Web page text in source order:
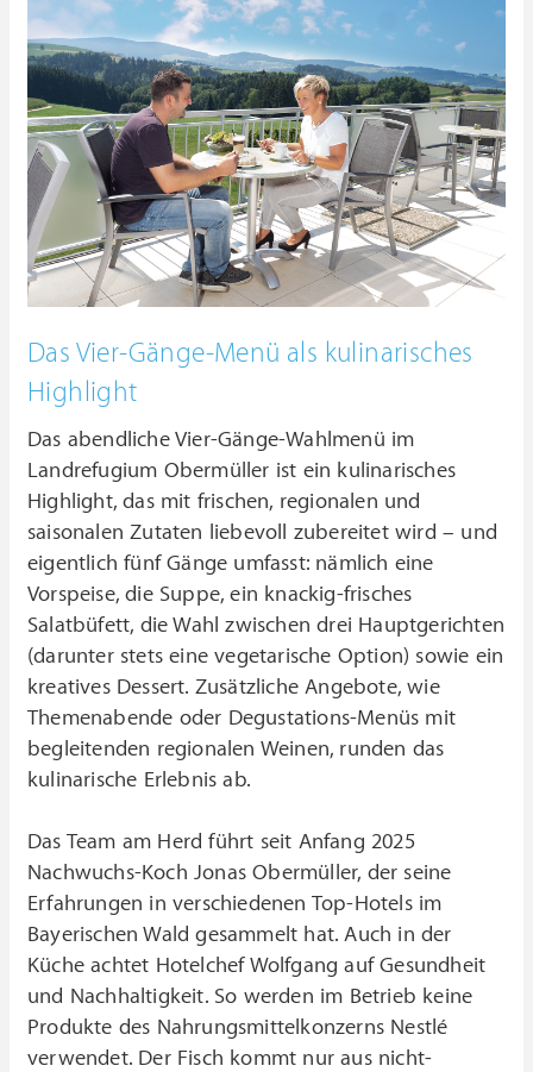
Das Vier-Gänge-Menü als kulinarisches
Highlight
Das abendliche Vier-Gänge-Wahlmenü im
Landrefugium Obermüller ist ein kulinarisches
Highlight, das mit frischen, regionalen und
saisonalen Zutaten liebevoll zubereitet wird – und
eigentlich fünf Gänge umfasst: nämlich eine
Vorspeise, die Suppe, ein knackig-frisches
Salatbüfett, die Wahl zwischen drei Hauptgerichten
(darunter stets eine vegetarische Option) sowie ein
kreatives Dessert. Zusätzliche Angebote, wie
Themenabende oder Degustations-Menüs mit
begleitenden regionalen Weinen, runden das
kulinarische Erlebnis ab.
Das Team am Herd führt seit Anfang 2025
Nachwuchs-Koch Jonas Obermüller, der seine
Erfahrungen in verschiedenen Top-Hotels im
Bayerischen Wald gesammelt hat. Auch in der
Küche achtet Hotelchef Wolfgang auf Gesundheit
und Nachhaltigkeit. So werden im Betrieb keine
Produkte des Nahrungsmittelkonzerns Nestlé
verwendet. Der Fisch kommt nur aus nicht-